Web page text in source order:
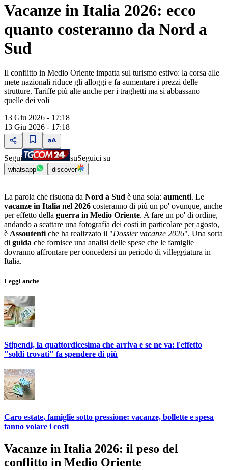
Vacanze in Italia 2026: ecco
quanto costeranno da Nord a
Sud
Il conflitto in Medio Oriente impatta sul turismo estivo: la corsa alle
mete nazionali riduce gli alloggi e fa aumentare i prezzi delle
strutture. Tariffe più alte anche per i traghetti ma si abbassano
quelle dei voli
13 Giu 2026 - 17:18
13 Giu 2026 - 17:18
Segui suSeguici su
whatsapp discover
La parola che risuona da Nord a Sud è una sola: aumenti. Le
vacanze in Italia nel 2026 costeranno di più un po' ovunque, anche
per effetto della guerra in Medio Oriente. A fare un po' di ordine,
andando a scattare una fotografia dei costi in particolare per agosto,
è Assoutenti che ha realizzato il "Dossier vacanze 2026". Una sorta
di guida che fornisce una analisi delle spese che le famiglie
dovranno affrontare per concedersi un periodo di villeggiatura in
Italia.
Leggi anche
Stipendi, la quattordicesima che arriva e se ne va: l'effetto
"soldi trovati" fa spendere di più
Caro estate, famiglie sotto pressione: vacanze, bollette e spesa
fanno volare i costi
Vacanze in Italia 2026: il peso del
conflitto in Medio Oriente